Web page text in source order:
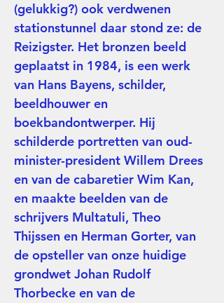
(gelukkig?) ook verdwenen
stationstunnel daar stond ze: de
Reizigster. Het bronzen beeld
geplaatst in 1984, is een werk
van Hans Bayens, schilder,
beeldhouwer en
boekbandontwerper. Hij
schilderde portretten van oud-
minister-president Willem Drees
en van de cabaretier Wim Kan,
en maakte beelden van de
schrijvers Multatuli, Theo
Thijssen en Herman Gorter, van
de opsteller van onze huidige
grondwet Johan Rudolf
Thorbecke en van de